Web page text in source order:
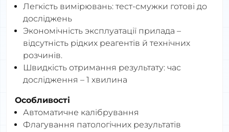
Легкість вимірювань: тест-смужки готові до
досліджень
Экономічність эксплуатації прилада –
відсутність рідких реагентів й технічних
розчинів.
Швидкість отримання результату: час
дослідження – 1 хвилина
Особливості
Автоматичне калібрування
Флагування патологічних результатів